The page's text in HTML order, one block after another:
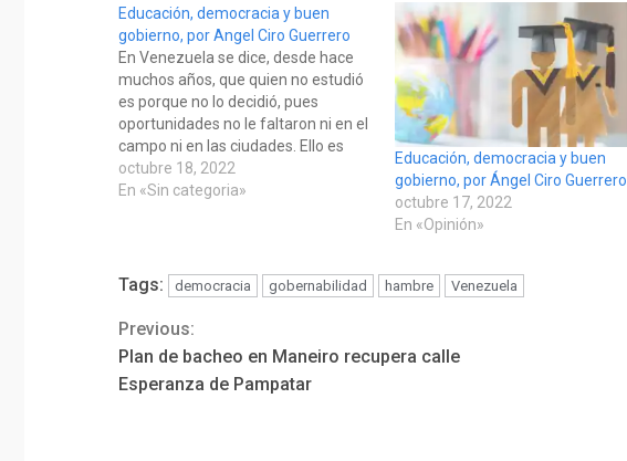
Educación, democracia y buen
gobierno, por Angel Ciro Guerrero
En Venezuela se dice, desde hace
muchos años, que quien no estudió
es porque no lo decidió, pues
oportunidades no le faltaron ni en el
campo ni en las ciudades. Ello es
cierto. Los gobiernos democráticos,
además de establecer la educación
octubre 18, 2022
En «Sin categoria»
Educación, democracia y buen
gobierno, por Ángel Ciro Guerrero
octubre 17, 2022
En «Opinión»
Tags: democracia gobernabilidad hambre Venezuela
Continue
Reading
Previous:
Plan de bacheo en Maneiro recupera calle
Esperanza de Pampatar